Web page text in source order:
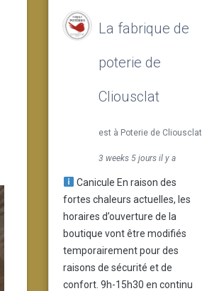
La fabrique de
poterie de
Cliousclat
est à Poterie de Cliousclat.
3 weeks 5 jours il y a
Canicule En raison des
fortes chaleurs actuelles, les
horaires d’ouverture de la
boutique vont être modifiés
temporairement pour des
raisons de sécurité et de
confort. 9h-15h30 en continu